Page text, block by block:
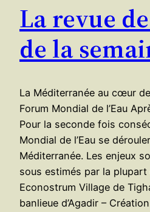
La revue
de la
La Méditerranée au cœur
Forum Mondial de l’Eau
Pour la seconde fois
Mondial de l’Eau se
Méditerranée. Les enjeux
sous estimés par la
Econostrum Village de
banlieue d’Agadir –